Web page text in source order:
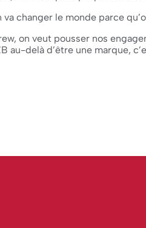
va changer le monde parce
on veut pousser nos
au-delà d’être une marque,